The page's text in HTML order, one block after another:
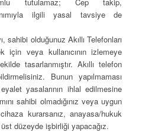
ilgili yasal tavsiye de
sahibi olduğunuz Akıllı Telefonları
için veya kullanıcının izlemeye
tasarlanmıştır. Akıllı telefon
Bunun yapılmaması
yasalarının ihlal edilmesine
sahibi olmadığınız veya uygun
kurarsanız, anayasa/hukuk
düzeyde işbirliği yapacağız.